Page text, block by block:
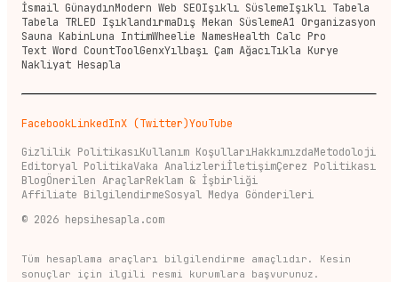
İsmail GünaydınModern Web SEOIşıklı SüslemeIşıklı Tabela
Tabela TRLED IşıklandırmaDış Mekan SüslemeA1 Organizasyon
Sauna KabinLuna IntimWheelie NamesHealth Calc Pro
Text Word CountToolGenxYılbaşı Çam AğacıTıkla Kurye
Nakliyat Hesapla
FacebookLinkedInX (Twitter)YouTube
Gizlilik PolitikasıKullanım KoşullarıHakkımızdaMetodoloji
Editoryal PolitikaVaka AnalizleriİletişimÇerez Politikası
BlogÖnerilen AraçlarReklam & İşbirliği
Affiliate BilgilendirmeSosyal Medya Gönderileri
© 2026 hepsihesapla.com
Tüm hesaplama araçları bilgilendirme amaçlıdır. Kesin
sonuçlar için ilgili resmi kurumlara başvurunuz.